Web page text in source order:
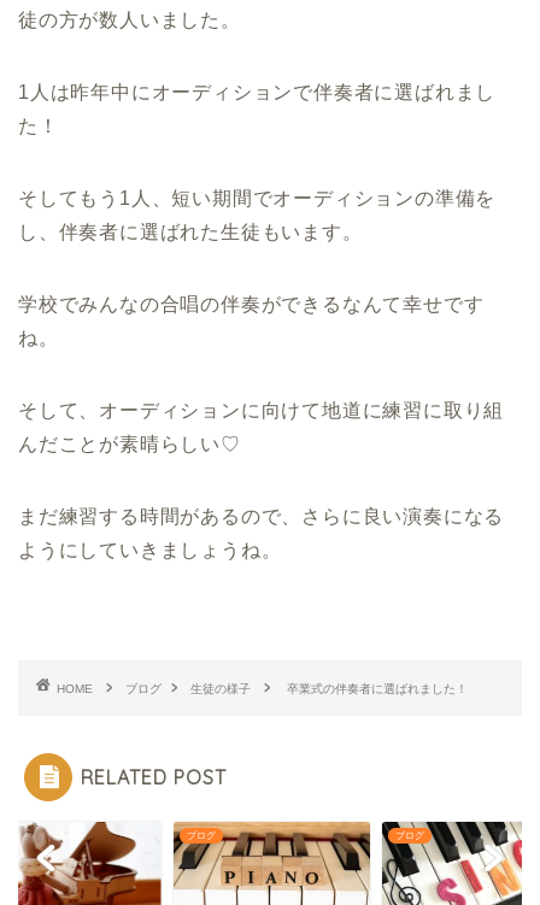
徒の方が数人いました。
1人は昨年中にオーディションで伴奏者に選ばれまし
た！
そしてもう1人、短い期間でオーディションの準備を
し、伴奏者に選ばれた生徒もいます。
学校でみんなの合唱の伴奏ができるなんて幸せです
ね。
そして、オーディションに向けて地道に練習に取り組
んだことが素晴らしい♡
まだ練習する時間があるので、さらに良い演奏になる
ようにしていきましょうね。
HOME ブログ 生徒の様子 卒業式の伴奏者に選ばれました！
RELATED POST
ブログ ブログ